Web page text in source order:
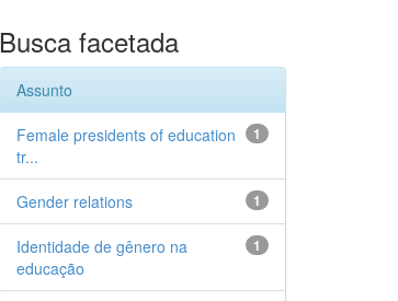
Busca facetada
Assunto
1
Female presidents of education
tr...
1
Gender relations
1
Identidade de gênero na
educação